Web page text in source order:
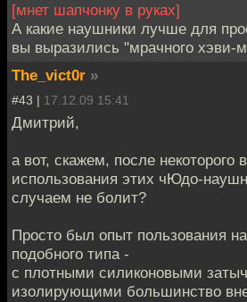
[мнет шапчонку в руках]
А какие наушники лучше для
вы выразились "мрачного хэви-
The_vict0r »
#43 | 17.12.09 15:41
Дмитрий,
а вот, скажем, после некоторого
использования этих чЮдо-
случаем не болит?
Просто был опыт пользования
подобного типа -
с плотными силиконовыми
изолирующими большинство